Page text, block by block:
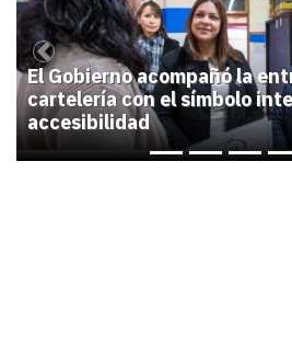
El Gobierno acompañó la
cartelería con el símbolo
accesibilidad
Previous